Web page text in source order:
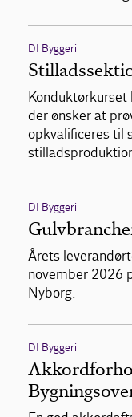
DI Byggeri
Konduktørkurset
der ønsker at
opkvalificeres til
DI Byggeri
Årets
november 2026
Nyborg.
DI Byggeri